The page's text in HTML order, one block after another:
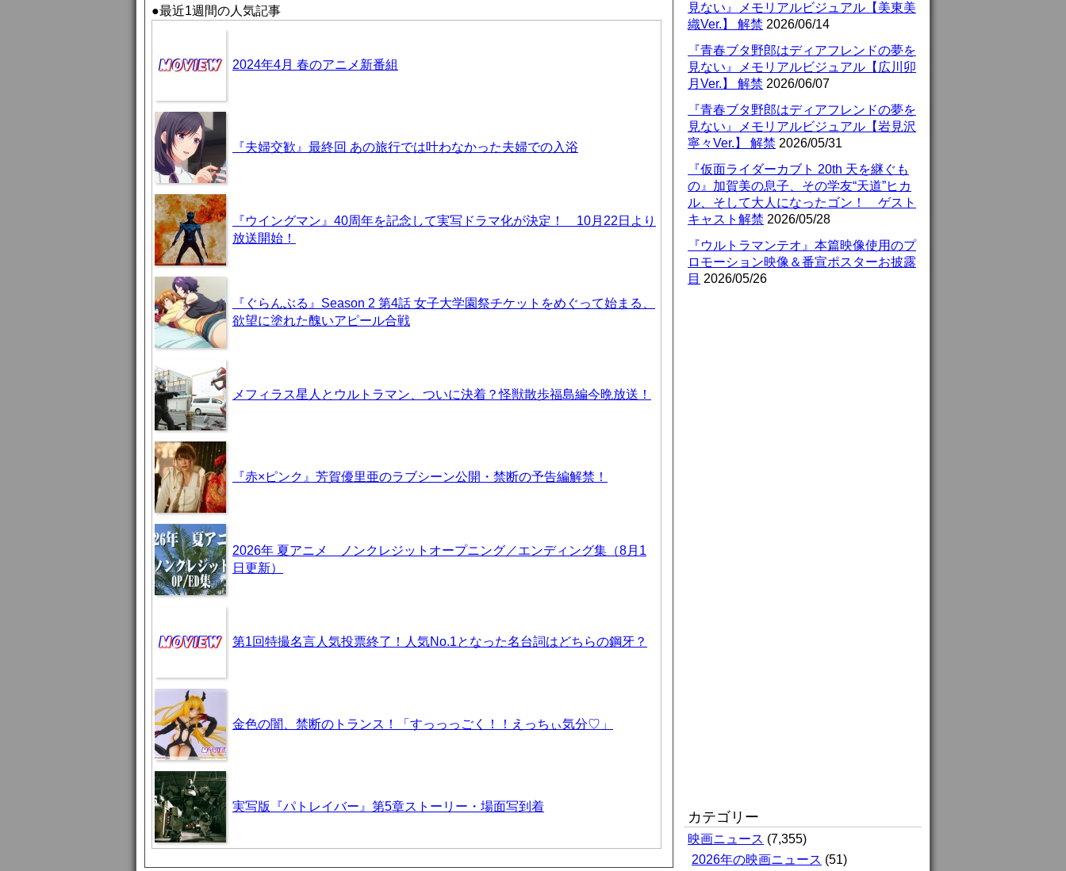
●最近1週間の人気記事
2024年4月 春のアニメ新番組
『夫婦交歓』最終回 あの旅行では叶わなかった夫婦での入浴
『ウイングマン』40周年を記念して実写ドラマ化が決定！ 10月22日より
放送開始！
『ぐらんぶる』Season 2 第4話 女子大学園祭チケットをめぐって始まる、
欲望に塗れた醜いアピール合戦
メフィラス星人とウルトラマン、ついに決着？怪獣散歩福島編今晩放送！
『赤×ピンク』芳賀優里亜のラブシーン公開・禁断の予告編解禁！
2026年 夏アニメ ノンクレジットオープニング／エンディング集（8月1
日更新）
第1回特撮名言人気投票終了！人気No.1となった名台詞はどちらの鋼牙？
金色の闇、禁断のトランス！「すっっっごく！！えっちぃ気分♡」
実写版『パトレイバー』第5章ストーリー・場面写到着
見ない』メモリアルビジュアル【美東美
織Ver.】 解禁 2026/06/14
『青春ブタ野郎はディアフレンドの夢を
見ない』メモリアルビジュアル【広川卯
月Ver.】 解禁 2026/06/07
『青春ブタ野郎はディアフレンドの夢を
見ない』メモリアルビジュアル【岩見沢
寧々Ver.】 解禁 2026/05/31
『仮面ライダーカブト 20th 天を継ぐも
の』加賀美の息子、その学友“天道”ヒカ
ル、そして大人になったゴン！ ゲスト
キャスト解禁 2026/05/28
『ウルトラマンテオ』本篇映像使用のプ
ロモーション映像＆番宣ポスターお披露
目 2026/05/26
カテゴリー
映画ニュース (7,355)
2026年の映画ニュース (51)